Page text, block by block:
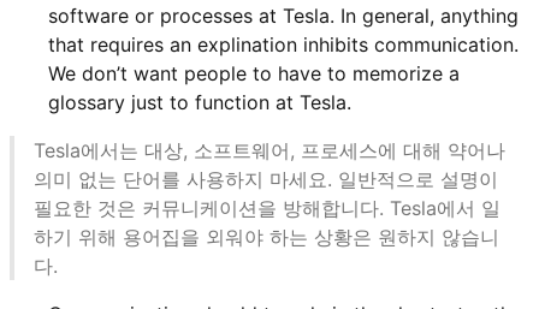
software or processes at Tesla. In general, anything
that requires an explination inhibits communication.
We don’t want people to have to memorize a
glossary just to function at Tesla.
Tesla에서는 대상, 소프트웨어, 프로세스에 대해 약어나
의미 없는 단어를 사용하지 마세요. 일반적으로 설명이
필요한 것은 커뮤니케이션을 방해합니다. Tesla에서 일
하기 위해 용어집을 외워야 하는 상황은 원하지 않습니
다.